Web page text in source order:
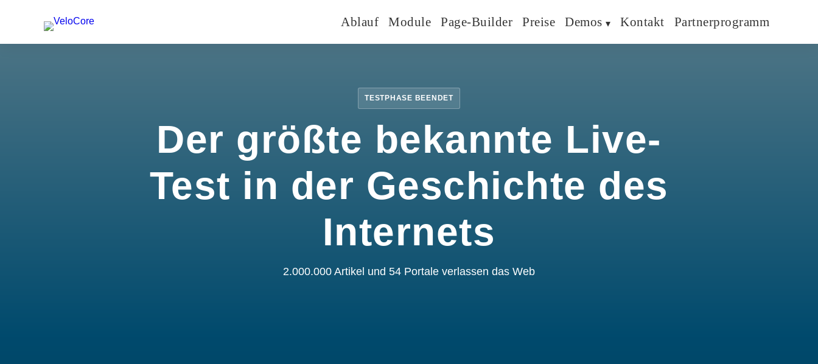
Ablauf Module Page-Builder Preise Demos Kontakt Partnerprogramm
TESTPHASE BEENDET
Der größte bekannte Live-
Test in der Geschichte des
Internets
2.000.000 Artikel und 54 Portale verlassen das Web